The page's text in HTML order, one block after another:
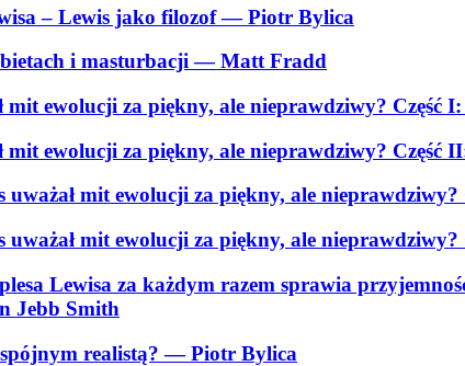
– Lewis jako filozof— Piotr Bylica
i masturbacji— Matt Fradd
mit ewolucji za piękny, ale nieprawdziwy? Część
mit ewolucji za piękny, ale nieprawdziwy?
uważał mit ewolucji za piękny, ale
uważał mit ewolucji za piękny, ale
Lewisa za każdym razem sprawia
Jebb Smith
spójnym realistą?— Piotr Bylica